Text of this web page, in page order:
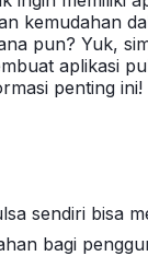
kemudahan
pun? Yuk,
aplikasi
penting ini!
sendiri bisa
bagi